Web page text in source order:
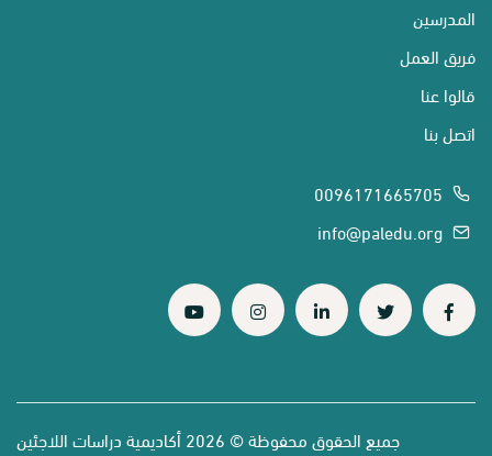
المدرسين
فريق العمل
قالوا عنا
اتصل بنا
0096171665705
info@paledu.org
جميع الحقوق محفوظة © 2026 أكاديمية دراسات اللاجئين